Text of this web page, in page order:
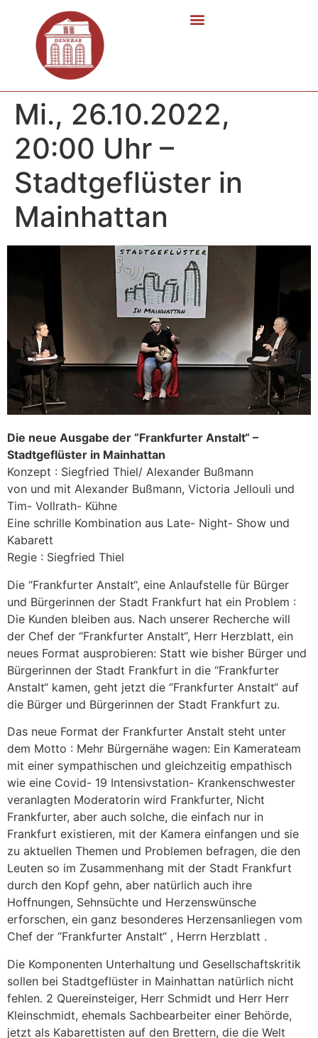
Mi., 26.10.2022,
20:00 Uhr –
Stadtgeflüster in
Mainhattan
Die neue Ausgabe der “Frankfurter Anstalt“ –
Stadtgeflüster in Mainhattan
Konzept : Siegfried Thiel/ Alexander Bußmann
von und mit Alexander Bußmann, Victoria Jellouli und
Tim- Vollrath- Kühne
Eine schrille Kombination aus Late- Night- Show und
Kabarett
Regie : Siegfried Thiel
Die “Frankfurter Anstalt“, eine Anlaufstelle für Bürger
und Bürgerinnen der Stadt Frankfurt hat ein Problem :
Die Kunden bleiben aus. Nach unserer Recherche will
der Chef der “Frankfurter Anstalt“, Herr Herzblatt, ein
neues Format ausprobieren: Statt wie bisher Bürger und
Bürgerinnen der Stadt Frankfurt in die “Frankfurter
Anstalt“ kamen, geht jetzt die “Frankfurter Anstalt“ auf
die Bürger und Bürgerinnen der Stadt Frankfurt zu.
Das neue Format der Frankfurter Anstalt steht unter
dem Motto : Mehr Bürgernähe wagen: Ein Kamerateam
mit einer sympathischen und gleichzeitig empathisch
wie eine Covid- 19 Intensivstation- Krankenschwester
veranlagten Moderatorin wird Frankfurter, Nicht
Frankfurter, aber auch solche, die einfach nur in
Frankfurt existieren, mit der Kamera einfangen und sie
zu aktuellen Themen und Problemen befragen, die den
Leuten so im Zusammenhang mit der Stadt Frankfurt
durch den Kopf gehn, aber natürlich auch ihre
Hoffnungen, Sehnsüchte und Herzenswünsche
erforschen, ein ganz besonderes Herzensanliegen vom
Chef der “Frankfurter Anstalt“ , Herrn Herzblatt .
Die Komponenten Unterhaltung und Gesellschaftskritik
sollen bei Stadtgeflüster in Mainhattan natürlich nicht
fehlen. 2 Quereinsteiger, Herr Schmidt und Herr Herr
Kleinschmidt, ehemals Sachbearbeiter einer Behörde,
jetzt als Kabarettisten auf den Brettern, die die Welt